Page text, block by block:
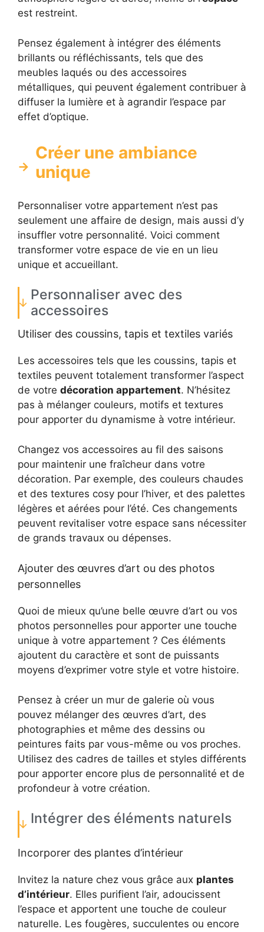
est restreint.
Pensez également à intégrer des éléments
brillants ou réfléchissants, tels que des
meubles laqués ou des accessoires
métalliques, qui peuvent également contribuer à
diffuser la lumière et à agrandir l’espace par
effet d’optique.
Créer une ambiance
unique
Personnaliser votre appartement n’est pas
seulement une affaire de design, mais aussi d’y
insuffler votre personnalité. Voici comment
transformer votre espace de vie en un lieu
unique et accueillant.
Personnaliser avec des
accessoires
Utiliser des coussins, tapis et textiles variés
Les accessoires tels que les coussins, tapis et
textiles peuvent totalement transformer l’aspect
de votre décoration appartement. N’hésitez
pas à mélanger couleurs, motifs et textures
pour apporter du dynamisme à votre intérieur.
Changez vos accessoires au fil des saisons
pour maintenir une fraîcheur dans votre
décoration. Par exemple, des couleurs chaudes
et des textures cosy pour l’hiver, et des palettes
légères et aérées pour l’été. Ces changements
peuvent revitaliser votre espace sans nécessiter
de grands travaux ou dépenses.
Ajouter des œuvres d’art ou des photos
personnelles
Quoi de mieux qu’une belle œuvre d’art ou vos
photos personnelles pour apporter une touche
unique à votre appartement ? Ces éléments
ajoutent du caractère et sont de puissants
moyens d’exprimer votre style et votre histoire.
Pensez à créer un mur de galerie où vous
pouvez mélanger des œuvres d’art, des
photographies et même des dessins ou
peintures faits par vous-même ou vos proches.
Utilisez des cadres de tailles et styles différents
pour apporter encore plus de personnalité et de
profondeur à votre création.
Intégrer des éléments naturels
Incorporer des plantes d’intérieur
Invitez la nature chez vous grâce aux plantes
d’intérieur. Elles purifient l’air, adoucissent
l’espace et apportent une touche de couleur
naturelle. Les fougères, succulentes ou encore